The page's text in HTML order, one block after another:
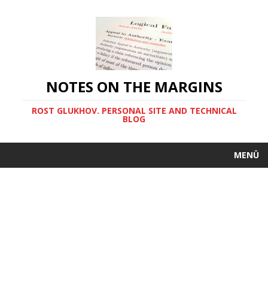
NOTES ON THE MARGINS
ROST GLUKHOV. PERSONAL SITE AND TECHNICAL
BLOG
MENÜ